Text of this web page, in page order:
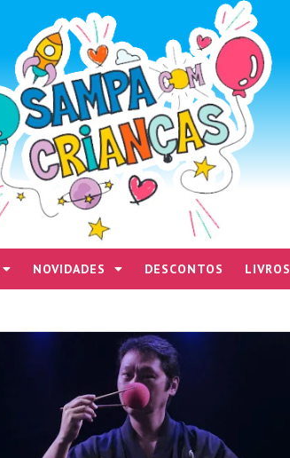
NOVIDADES DESCONTOS LIVROS